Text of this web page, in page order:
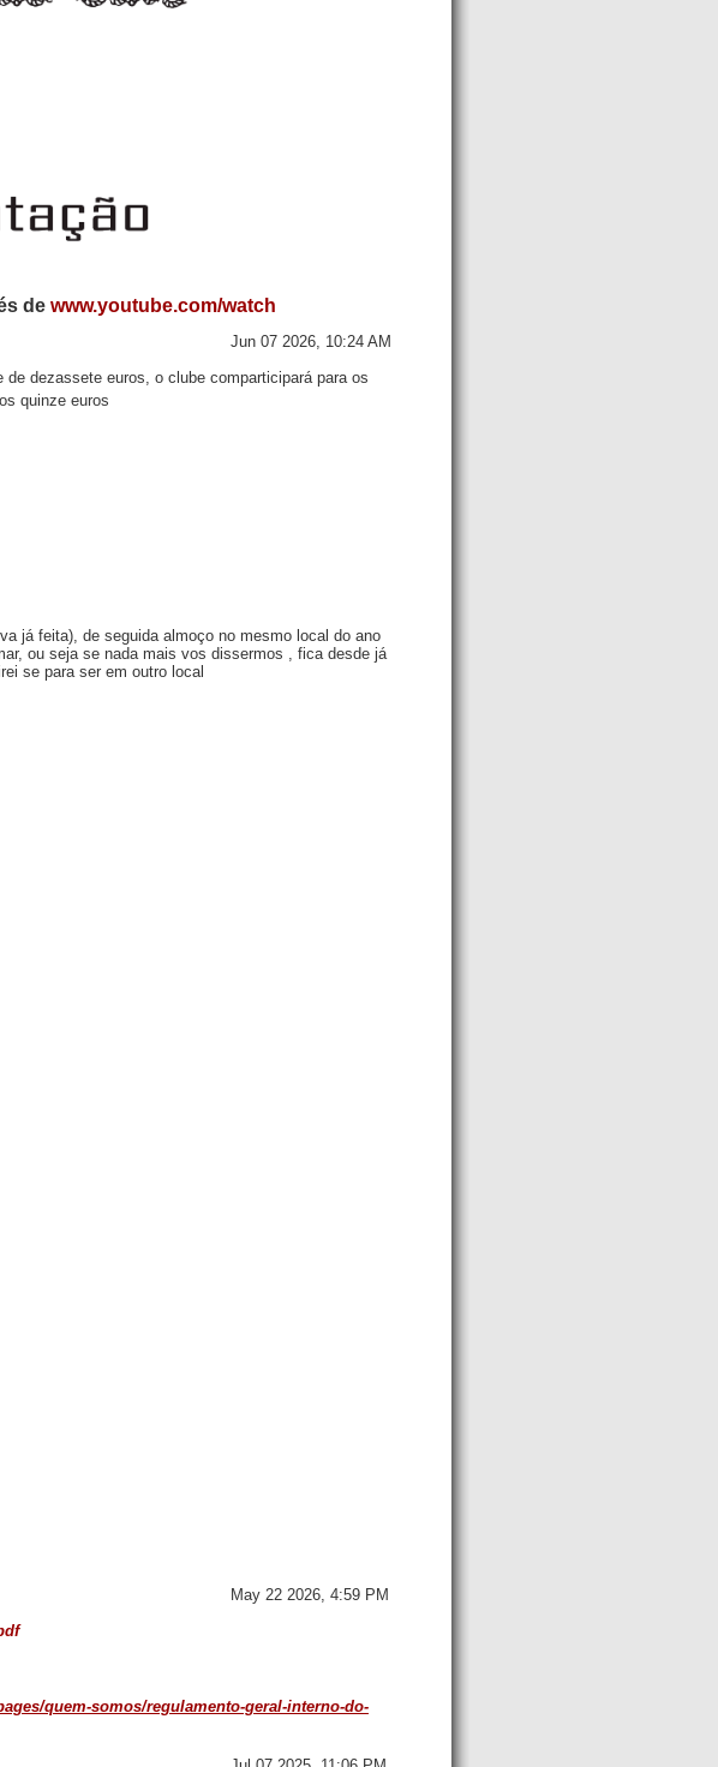
de www.youtube.com/watch
Jun 07 2026, 10:24 AM
dezassete euros, o clube comparticipará para os
quinze euros
já feita), de seguida almoço no mesmo local do ano
ou seja se nada mais vos dissermos , fica desde já
se para ser em outro local
May 22 2026, 4:59 PM
quem-somos/regulamento-geral-interno-do-